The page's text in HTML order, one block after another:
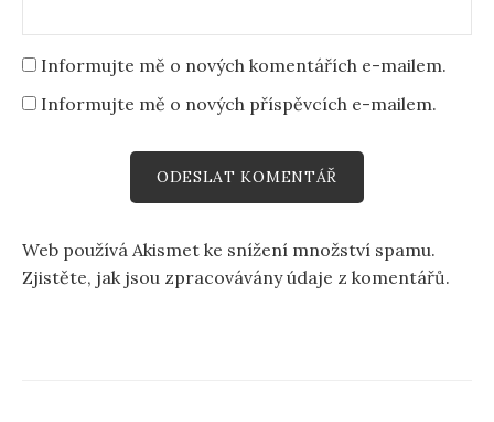
Informujte mě o nových komentářích e-mailem.
Informujte mě o nových příspěvcích e-mailem.
Web používá Akismet ke snížení množství spamu.
Zjistěte, jak jsou zpracovávány údaje z komentářů.